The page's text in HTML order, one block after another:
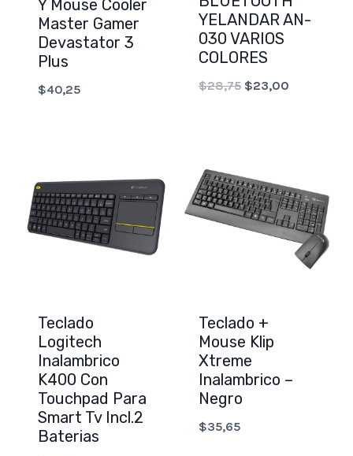
Y Mouse Cooler
Master Gamer
Devastator 3
Plus
$40,25
YELANDAR AN-
030 VARIOS
COLORES
$28,75 Original
$23,00
Teclado
Logitech
Inalambrico
K400 Con
Touchpad Para
Smart Tv Incl.2
Baterias
Teclado +
Mouse Klip
Xtreme
Inalambrico –
Negro
$35,65